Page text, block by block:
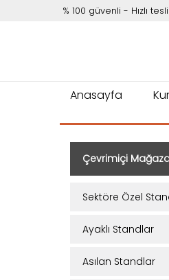
% 100 güvenli - Hızlı
Anasayfa
Çevrimiçi
Sektöre Özel
Ayaklı Standlar
Asılan Standlar